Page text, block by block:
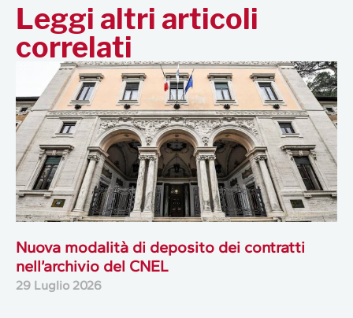
Leggi altri articoli
correlati
Nuova modalità di deposito dei contratti
nell’archivio del CNEL
29 Luglio 2026